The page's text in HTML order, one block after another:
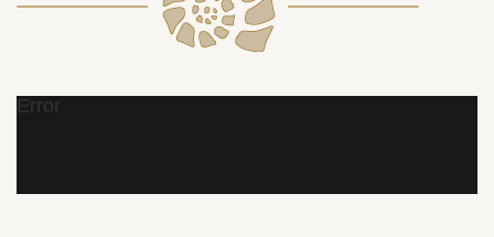
Error